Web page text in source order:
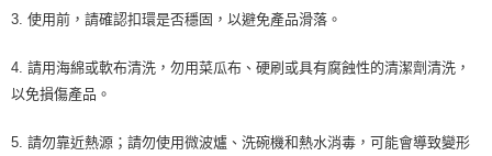
3. 使用前，請確認扣環是否穩固，以避免產品滑落。
4. 請用海綿或軟布清洗，勿用菜瓜布、硬刷或具有腐蝕性的清潔劑清洗，
以免損傷產品。
5. 請勿靠近熱源；請勿使用微波爐、洗碗機和熱水消毒，可能會導致變形